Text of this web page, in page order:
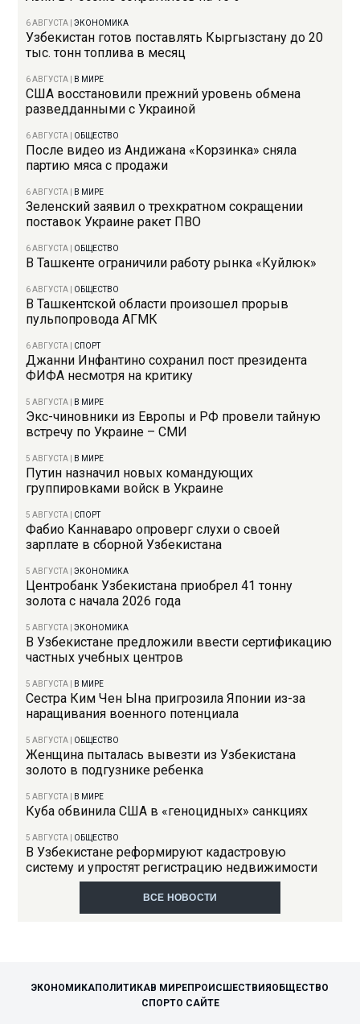
6 АВГУСТА |ЭКОНОМИКА
Узбекистан готов поставлять Кыргызстану до 20
тыс. тонн топлива в месяц
6 АВГУСТА В МИРЕ
США восстановили прежний уровень обмена
разведданными с Украиной
6 АВГУСТА ОБЩЕСТВО
После видео из Андижана «Корзинка» сняла
партию мяса с продажи
6 АВГУСТА В МИРЕ
Зеленский заявил о трехкратном сокращении
поставок Украине ракет ПВО
6 АВГУСТА ОБЩЕСТВО
В Ташкенте ограничили работу рынка «Куйлюк»
6 АВГУСТА ОБЩЕСТВО
В Ташкентской области произошел прорыв
пульпопровода АГМК
6 АВГУСТА СПОРТ
Джанни Инфантино сохранил пост президента
ФИФА несмотря на критику
5 АВГУСТА В МИРЕ
Экс-чиновники из Европы и РФ провели тайную
встречу по Украине – СМИ
5 АВГУСТА В МИРЕ
Путин назначил новых командующих
группировками войск в Украине
5 АВГУСТА СПОРТ
Фабио Каннаваро опроверг слухи о своей
зарплате в сборной Узбекистана
5 АВГУСТА |ЭКОНОМИКА
Центробанк Узбекистана приобрел 41 тонну
золота с начала 2026 года
5 АВГУСТА |ЭКОНОМИКА
В Узбекистане предложили ввести сертификацию
частных учебных центров
5 АВГУСТА В МИРЕ
Сестра Ким Чен Ына пригрозила Японии из-за
наращивания военного потенциала
5 АВГУСТА ОБЩЕСТВО
Женщина пыталась вывезти из Узбекистана
золото в подгузнике ребенка
5 АВГУСТА В МИРЕ
Куба обвинила США в «геноцидных» санкциях
5 АВГУСТА ОБЩЕСТВО
В Узбекистане реформируют кадастровую
систему и упростят регистрацию недвижимости
ВСЕ НОВОСТИ
ЭКОНОМИКАПОЛИТИКАВ МИРЕПРОИСШЕСТВИЯ ОБЩЕСТВО
СПОРТО САЙТЕ